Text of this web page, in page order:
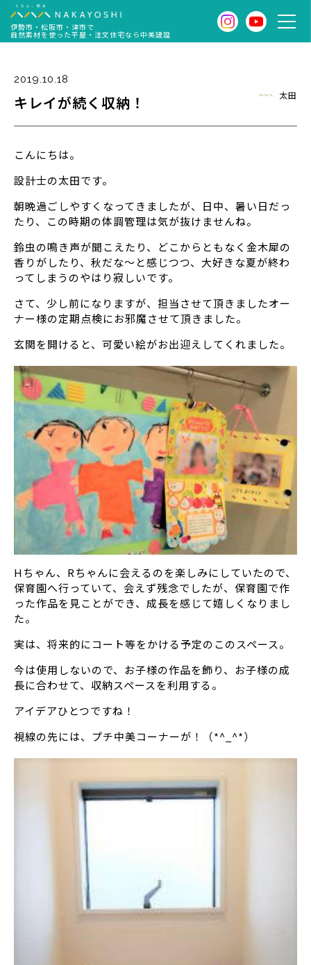
伊勢市・松阪市・津市で
自然素材を使った平屋・注文住宅なら中美建設
2019.10.18
キレイが続く収納！ 太田
こんにちは。
設計士の太田です。
朝晩過ごしやすくなってきましたが、日中、暑い日だっ
たり、この時期の体調管理は気が抜けませんね。
鈴虫の鳴き声が聞こえたり、どこからともなく金木犀の
香りがしたり、秋だな～と感じつつ、大好きな夏が終わ
ってしまうのやはり寂しいです。
さて、少し前になりますが、担当させて頂きましたオー
ナー様の定期点検にお邪魔させて頂きました。
玄関を開けると、可愛い絵がお出迎えしてくれました。
Hちゃん、Rちゃんに会えるのを楽しみにしていたので、
保育園へ行っていて、会えず残念でしたが、保育園で作
った作品を見ことができ、成長を感じて嬉しくなりまし
た。
実は、将来的にコート等をかける予定のこのスペース。
今は使用しないので、お子様の作品を飾り、お子様の成
長に合わせて、収納スペースを利用する。
アイデアひとつですね！
視線の先には、プチ中美コーナーが！（*^_^*）